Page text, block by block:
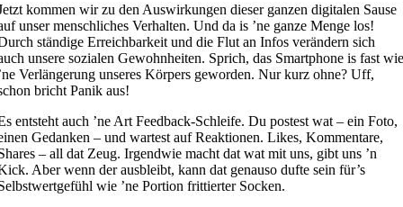
kommen wir zu den Auswirkungen dieser ganzen digitalen Sause
unser menschliches Verhalten. Und da is ’ne ganze Menge los!
ständige Erreichbarkeit und die Flut an Infos verändern sich
unsere sozialen Gewohnheiten. Sprich, das Smartphone is fast
Verlängerung unseres Körpers geworden. Nur kurz ohne? Uff,
bricht Panik aus!
entsteht auch ’ne Art Feedback-Schleife. Du postest wat – ein Foto,
Gedanken – und wartest auf Reaktionen. Likes, Kommentare,
– all dat Zeug. Irgendwie macht dat wat mit uns, gibt uns ’n
Aber wenn der ausbleibt, kann dat genauso dufte sein für’s
wie ’ne Portion frittierter Socken.